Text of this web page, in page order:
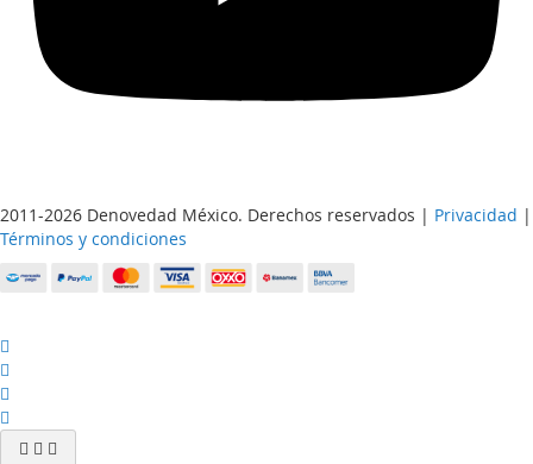
2011-2026 Denovedad México. Derechos reservados | Privacidad |
Términos y condiciones